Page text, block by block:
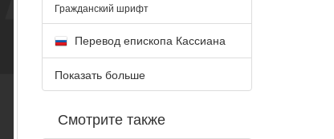
Гражданский шрифт
Перевод епископа Кассиана
Показать больше
Смотрите также